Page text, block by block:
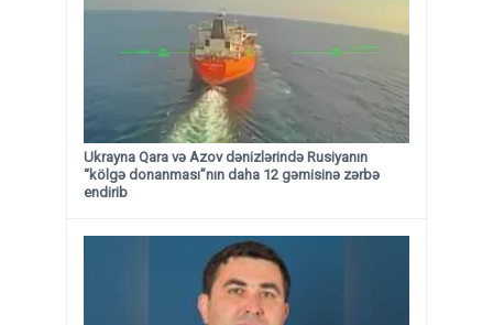
Ukrayna Qara və Azov dənizlərində Rusiyanın
“kölgə donanması”nın daha 12 gəmisinə zərbə
endirib